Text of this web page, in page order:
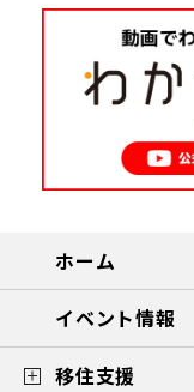
ホーム
イベント情報
移住支援